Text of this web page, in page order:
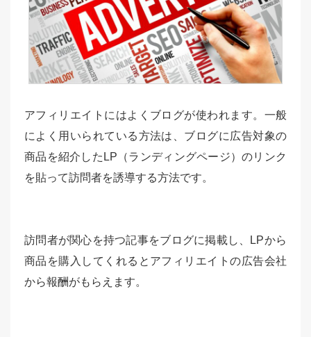
アフィリエイトにはよくブログが使われます。一般
によく用いられている方法は、ブログに広告対象の
商品を紹介したLP（ランディングページ）のリンク
を貼って訪問者を誘導する方法です。
訪問者が関心を持つ記事をブログに掲載し、LPから
商品を購入してくれるとアフィリエイトの広告会社
から報酬がもらえます。